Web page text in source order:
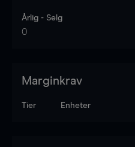
Årlig - Selg
0
Marginkrav
Tier Enheter